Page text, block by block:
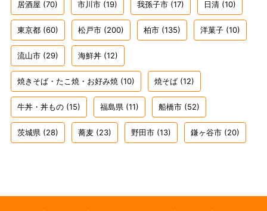
居酒屋 (70) 市川市 (19) 我孫子市 (17) 日清 (10)
東京都 (60) 松戸市 (200) 柏市 (135) 洋菓子 (10)
流山市 (29) 海鮮丼 (12)
焼きそば・たこ焼・お好み焼 (10) 焼そば (12)
牛丼・丼もの (15) 福島県 (11) 船橋市 (52)
茨城県 (28) 蕎麦 (23) 野田市 (13) 鎌ヶ谷市 (20)